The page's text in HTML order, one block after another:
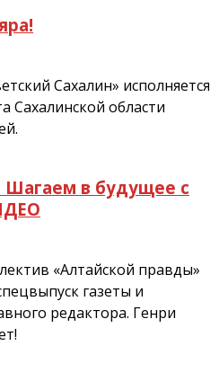
Сахалин» исполняется
Сахалинской области
в будущее с
«Алтайской правды»
газеты и
редактора. Генри